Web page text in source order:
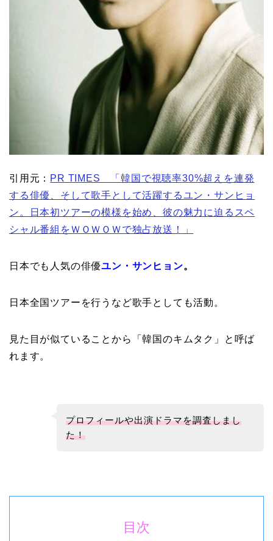
引用元： PR TIMES 「韓国で視聴率30%超えを連発
する俳優、そして歌手として活躍するユン・サンヒョ
ン。日本初ツアーの模様を始め、彼の魅力に迫るスペ
シャル番組をＷＯＷＯＷで独占放送！」
日本でも人気の俳優ユン・サンヒョン。
日本全国ツアーを行うなど歌手としても活動。
見た目が似ていることから「韓国のキムタク」と呼ば
れます。
プロフィールや出演ドラマを調査しまし
た！
目次